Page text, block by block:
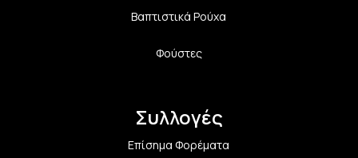
Βαπτιστικά Ρούχα
Φούστες
Συλλογές
Επίσημα Φορέματα